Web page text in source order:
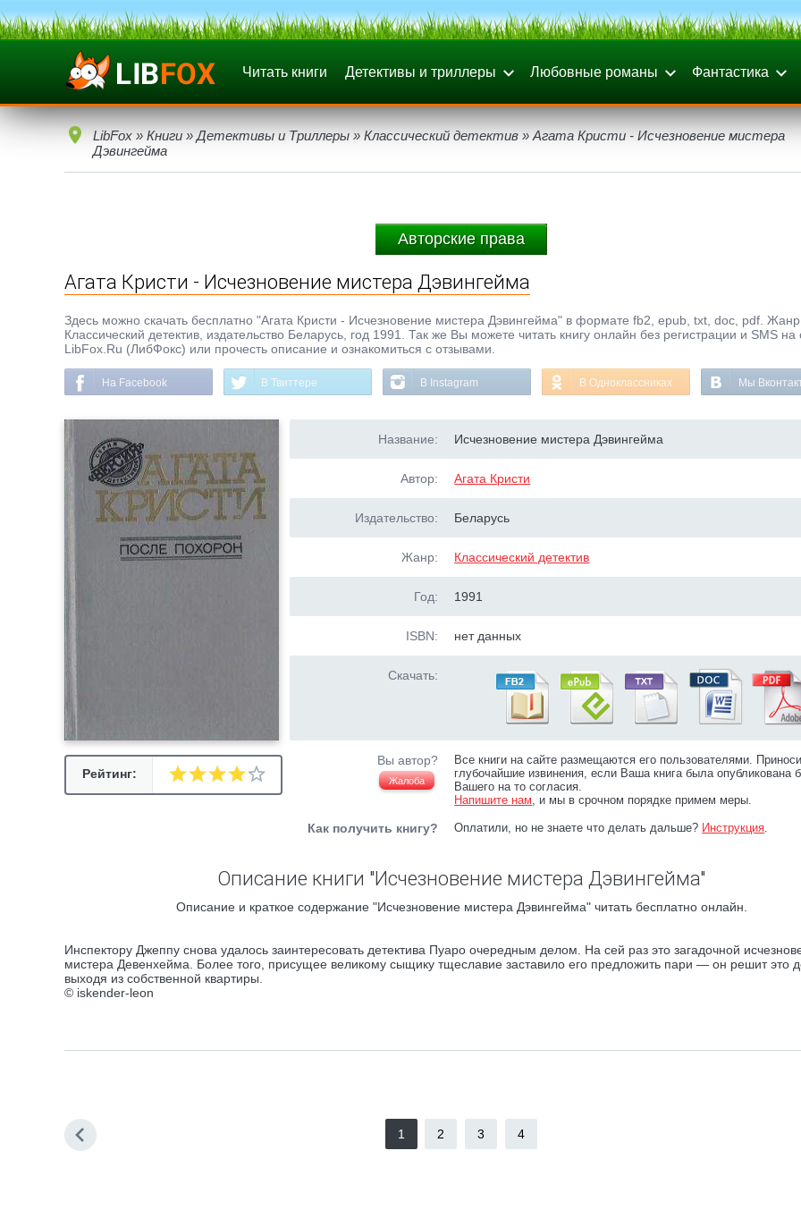
Читать книги Детективы и триллеры Любовные романы Фантастика
LibFox » Книги » Детективы и Триллеры » Классический детектив » Агата Кристи - Исчезновение мистера
Дэвингейма
Авторские права
Агата Кристи - Исчезновение мистера Дэвингейма
Здесь можно скачать бесплатно "Агата Кристи - Исчезновение мистера Дэвингейма" в формате fb2, epub, txt, doc, pdf.
Классический детектив, издательство Беларусь, год 1991. Так же Вы можете читать книгу онлайн без регистрации и SMS на
LibFox.Ru (ЛибФокс) или прочесть описание и ознакомиться с отзывами.
На Facebook В Твиттере В Instagram В Одноклассниках Мы
Рейтинг:
Название: Исчезновение мистера Дэвингейма
Автор: Агата Кристи
Издательство: Беларусь
Жанр: Классический детектив
Год: 1991
ISBN: нет данных
Скачать:
Вы автор?
Жалоба
Все книги на сайте размещаются его пользователями.
глубочайшие извинения, если Ваша книга была опубликована
Вашего на то согласия.
Напишите нам, и мы в срочном порядке примем меры.
Как получить книгу? Оплатили, но не знаете что делать дальше? Инструкция.
Описание книги "Исчезновение мистера Дэвингейма"
Описание и краткое содержание "Исчезновение мистера Дэвингейма" читать бесплатно онлайн.
Инспектору Джеппу снова удалось заинтересовать детектива Пуаро очередным делом. На сей раз это загадочной
мистера Девенхейма. Более того, присущее великому сыщику тщеславие заставило его предложить пари — он решит это
выходя из собственной квартиры.
© iskender-leon
1 2 3 4